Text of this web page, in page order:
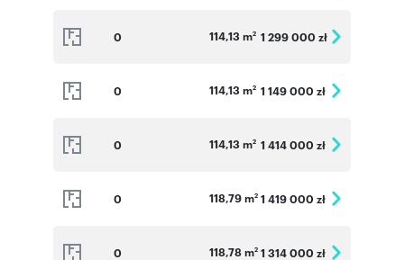
0 114,13 m2 1 299 000 zł
0 114,13 m2 1 149 000 zł
0 114,13 m2 1 414 000 zł
0 118,79 m2 1 419 000 zł
0 118,78 m2 1 314 000 zł